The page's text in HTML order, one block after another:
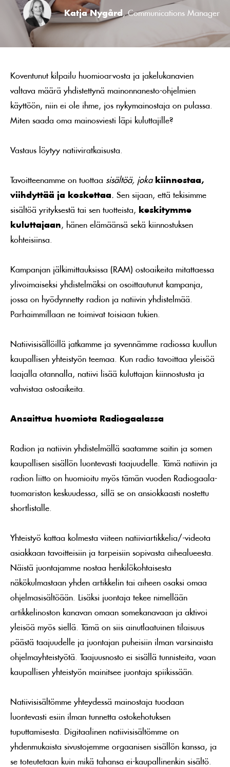
Katja Nygård, Communications Manager
Koventunut kilpailu huomioarvosta ja jakelukanavien
valtava määrä yhdistettynä mainonnanesto-ohjelmien
käyttöön, niin ei ole ihme, jos nykymainostaja on pulassa.
Miten saada oma mainosviesti läpi kuluttajille?
Vastaus löytyy natiiviratkaisusta.
Tavoitteenamme on tuottaa sisältöä, joka kiinnostaa,
viihdyttää ja koskettaa. Sen sijaan, että tekisimme
sisältöä yrityksestä tai sen tuotteista, keskitymme
kuluttajaan, hänen elämäänsä sekä kiinnostuksen
kohteisiinsa.
Kampanjan jälkimittauksissa (RAM) ostoaikeita mitattaessa
ylivoimaiseksi yhdistelmäksi on osoittautunut kampanja,
jossa on hyödynnetty radion ja natiivin yhdistelmää.
Parhaimmillaan ne toimivat toisiaan tukien.
Natiivisisällöillä jatkamme ja syvennämme radiossa kuullun
kaupallisen yhteistyön teemaa. Kun radio tavoittaa yleisöä
laajalla otannalla, natiivi lisää kuluttajan kiinnostusta ja
vahvistaa ostoaikeita.
Ansaittua huomiota Radiogaalassa
Radion ja natiivin yhdistelmällä saatamme saitin ja somen
kaupallisen sisällön luontevasti taajuudelle. Tämä natiivin ja
radion liitto on huomioitu myös tämän vuoden Radiogaala-
tuomariston keskuudessa, sillä se on ansiokkaasti nostettu
shortlistalle.
Yhteistyö kattaa kolmesta viiteen natiiviartikkelia/-videota
asiakkaan tavoitteisiin ja tarpeisiin sopivasta aihealueesta.
Näistä juontajamme nostaa henkilökohtaisesta
näkökulmastaan yhden artikkelin tai aiheen osaksi omaa
ohjelmasisältöään. Lisäksi juontaja tekee nimellään
artikkelinoston kanavan omaan somekanavaan ja aktivoi
yleisöä myös siellä. Tämä on siis ainutlaatuinen tilaisuus
päästä taajuudelle ja juontajan puheisiin ilman varsinaista
ohjelmayhteistyötä. Taajuusnosto ei sisällä tunnisteita, vaan
kaupallisen yhteistyön mainitsee juontaja spiikissään.
Natiivisisältömme yhteydessä mainostaja tuodaan
luontevasti esiin ilman tunnetta ostokehotuksen
tuputtamisesta. Digitaalinen natiivisisältömme on
yhdenmukaista sivustojemme orgaanisen sisällön kanssa, ja
se toteutetaan kuin mikä tahansa ei-kaupallinenkin sisältö.